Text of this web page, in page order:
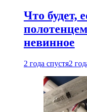
Что будет,
невинное
2 года спустя2